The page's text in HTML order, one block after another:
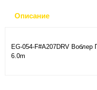
Описание
EG-054-F#A207DRV
6.0m